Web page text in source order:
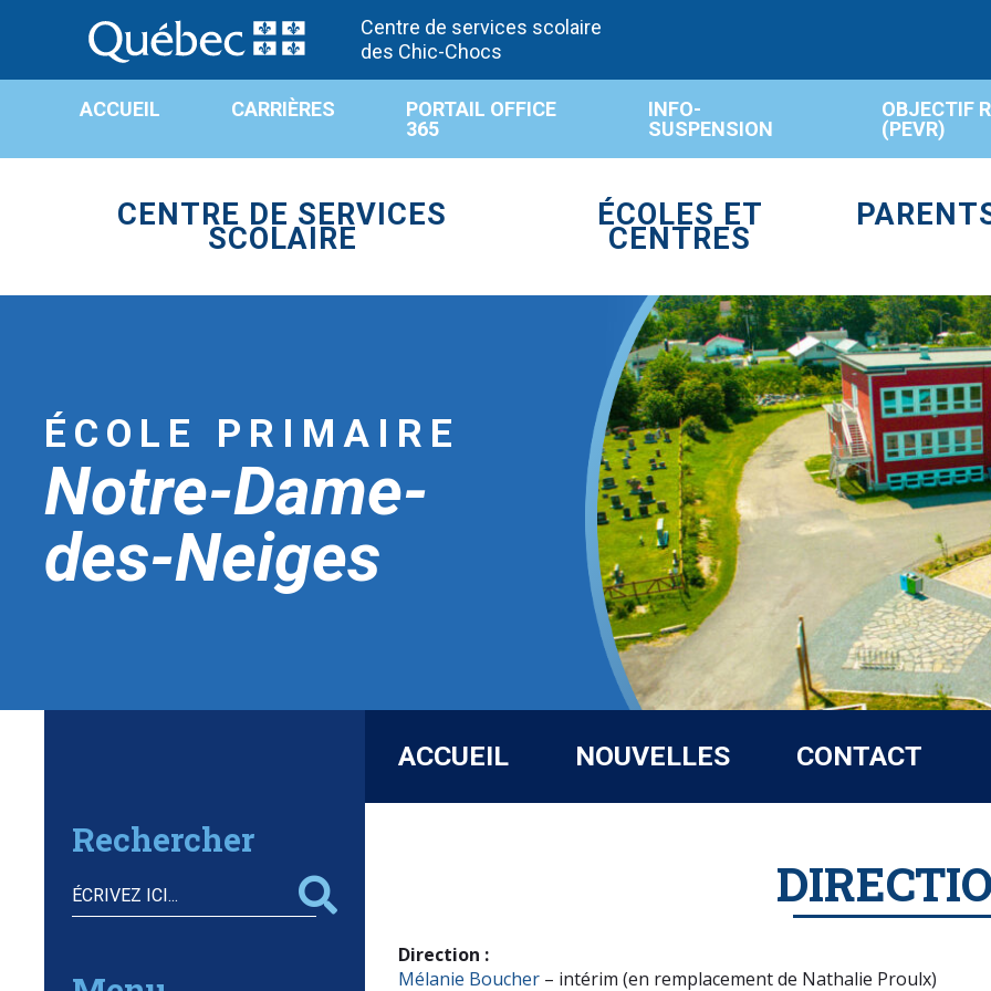
Centre de services scolaire
des Chic-Chocs
ACCUEIL CARRIÈRES
PORTAIL OFFICE
365
INFO-
SUSPENSION
OBJECTIF
(PEVR)
CENTRE DE SERVICES
SCOLAIRE
ÉCOLES ET
CENTRES
ÉCOLE PRIMAIRE
Notre-Dame-
des-Neiges
Rechercher
ACCUEIL NOUVELLES CONTACT
Direction :
Mélanie Boucher– intérim (en remplacement de Nathalie Proulx)